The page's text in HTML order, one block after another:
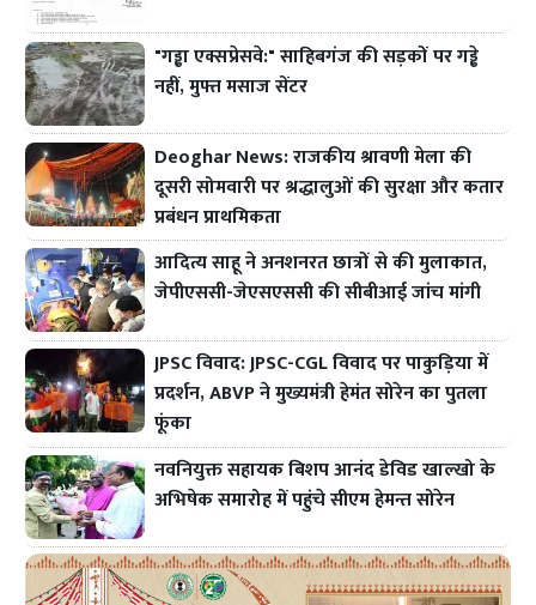
"गड्ढा एक्सप्रेसवे:" साहिबगंज की सड़कों पर गड्ढे
नहीं, मुफ्त मसाज सेंटर
Deoghar News: राजकीय श्रावणी मेला की
दूसरी सोमवारी पर श्रद्धालुओं की सुरक्षा और कतार
प्रबंधन प्राथमिकता
आदित्य साहू ने अनशनरत छात्रों से की मुलाकात,
जेपीएससी-जेएसएससी की सीबीआई जांच मांगी
JPSC विवाद: JPSC-CGL विवाद पर पाकुड़िया में
प्रदर्शन, ABVP ने मुख्यमंत्री हेमंत सोरेन का पुतला
फूंका
नवनियुक्त सहायक बिशप आनंद डेविड खाल्खो के
अभिषेक समारोह में पहुंचे सीएम हेमन्त सोरेन